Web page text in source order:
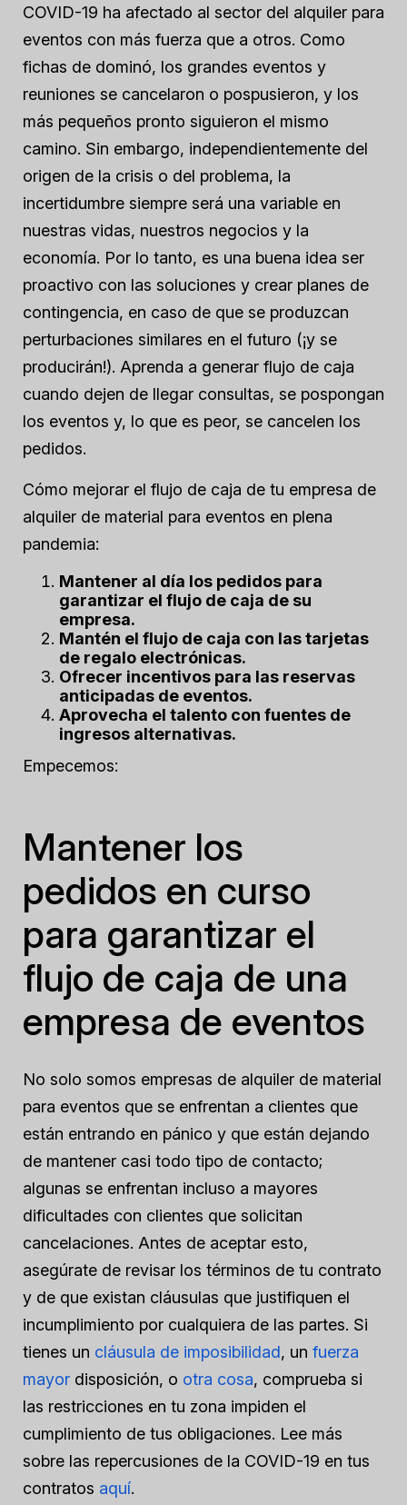
COVID-19 ha afectado al sector del alquiler para
eventos con más fuerza que a otros. Como
fichas de dominó, los grandes eventos y
reuniones se cancelaron o pospusieron, y los
más pequeños pronto siguieron el mismo
camino. Sin embargo, independientemente del
origen de la crisis o del problema, la
incertidumbre siempre será una variable en
nuestras vidas, nuestros negocios y la
economía. Por lo tanto, es una buena idea ser
proactivo con las soluciones y crear planes de
contingencia, en caso de que se produzcan
perturbaciones similares en el futuro (¡y se
producirán!). Aprenda a generar flujo de caja
cuando dejen de llegar consultas, se pospongan
los eventos y, lo que es peor, se cancelen los
pedidos.
Cómo mejorar el flujo de caja de tu empresa de
alquiler de material para eventos en plena
pandemia:
Mantener al día los pedidos para
garantizar el flujo de caja de su
empresa.
Mantén el flujo de caja con las tarjetas
de regalo electrónicas.
Ofrecer incentivos para las reservas
anticipadas de eventos.
Aprovecha el talento con fuentes de
ingresos alternativas.
Empecemos:
Mantener los
pedidos en curso
para garantizar el
flujo de caja de una
empresa de eventos
No solo somos empresas de alquiler de material
para eventos que se enfrentan a clientes que
están entrando en pánico y que están dejando
de mantener casi todo tipo de contacto;
algunas se enfrentan incluso a mayores
dificultades con clientes que solicitan
cancelaciones. Antes de aceptar esto,
asegúrate de revisar los términos de tu contrato
y de que existan cláusulas que justifiquen el
incumplimiento por cualquiera de las partes. Si
tienes un cláusula de imposibilidad, un fuerza
mayor disposición, o otra cosa, comprueba si
las restricciones en tu zona impiden el
cumplimiento de tus obligaciones. Lee más
sobre las repercusiones de la COVID-19 en tus
contratos aquí.